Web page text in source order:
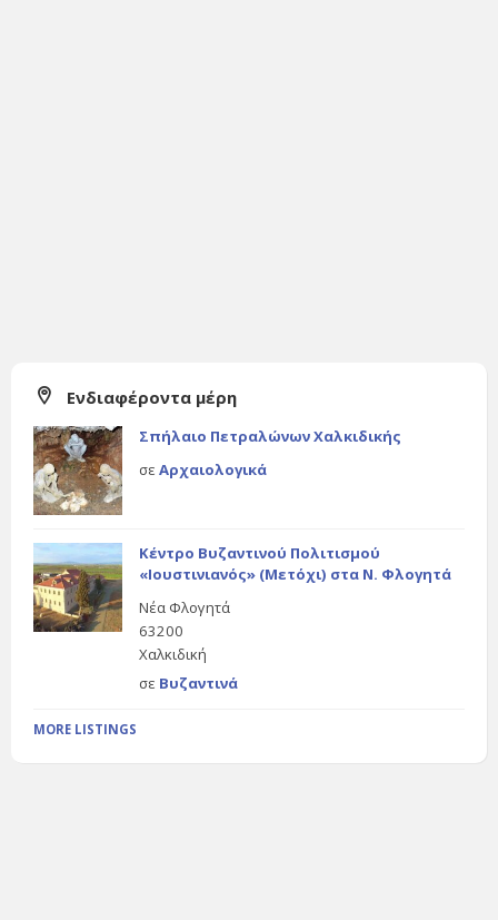
Ενδιαφέροντα μέρη
Σπήλαιο Πετραλώνων Χαλκιδικής
σε Αρχαιολογικά
Κέντρο Βυζαντινού Πολιτισμού
«Ιουστινιανός» (Μετόχι) στα Ν. Φλογητά
Νέα Φλογητά
63200
Χαλκιδική
σε Βυζαντινά
MORE LISTINGS